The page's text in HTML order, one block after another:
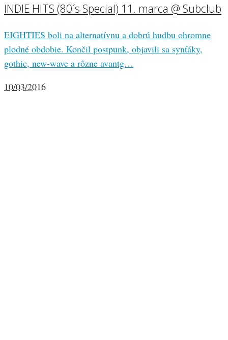
INDIE HITS (80´s Special) 11. marca @ Subclub
EIGHTIES boli na alternatívnu a dobrú hudbu ohromne
plodné obdobie. Končil postpunk, objavili sa synťáky,
gothic, new-wave a rôzne avantg…
10/03/2016